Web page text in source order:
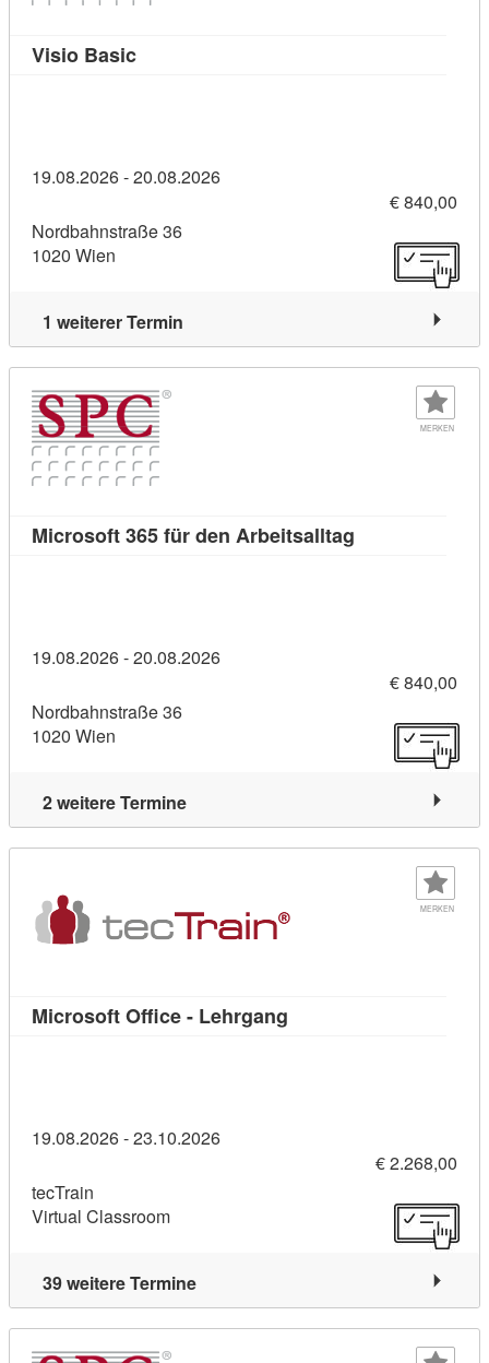
Visio BasicKursdetail: Visio Basic (10931226)
19.08.2026 - 20.08.2026
€ 840,00
Nordbahnstraße 36
1020 Wien
1 weiterer Termin
MERKEN
Microsoft 365 für den Arbeitsalltag
19.08.2026 - 20.08.2026
€ 840,00
Nordbahnstraße 36
1020 Wien
2 weitere Termine
MERKEN
Microsoft Office - Lehrgang
19.08.2026 - 23.10.2026
€ 2.268,00
tecTrain
Virtual Classroom
39 weitere Termine